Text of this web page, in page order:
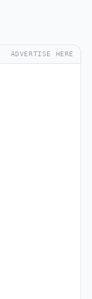
ADVERTISE HERE